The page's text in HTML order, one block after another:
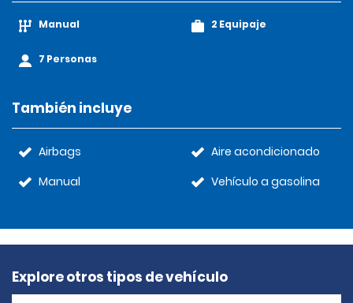
Manual
7 Personas
2 Equipaje
También incluye
Airbags
Manual
Aire acondicionado
Vehículo a gasolina
Explore otros tipos de vehículo